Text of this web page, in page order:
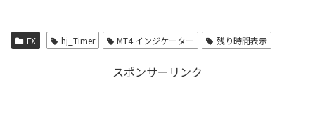
FX hj_Timer MT4 インジケーター 残り時間表示
スポンサーリンク